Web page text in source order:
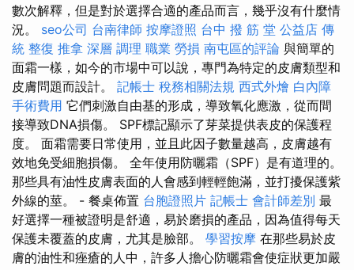
數次解釋，但是對於選擇合適的產品而言，幾乎沒有什麼情
況。 seo公司 台南律師 按摩證照 台中 撥 筋 堂 公益店 傳
統 整復 推拿 深層 調理 職業 勞損 南屯區的評論 與簡單的
面霜一樣，如今的市場中可以說，專門為特定的皮膚類型和
皮膚問題而設計。 記帳士 稅務相關法規 西式外燴 白內障
手術費用 它們刺激自由基的形成，導致氧化應激，從而間
接導致DNA損傷。 SPF標記顯示了芽菜提供表皮的保護程
度。 面霜需要日常使用，並且此因子數量越高，皮膚越有
效地免受細胞損傷。 全年使用防曬霜（SPF）是有道理的。
那些具有油性皮膚表面的人會感到輕輕飽滿，並打擾保護紫
外線的莖。 - 餐桌佈置 台胞證照片 記帳士 會計師差別 最
好選擇一種被證明是舒適，易於磨損的產品，因為值得每天
保護未覆蓋的皮膚，尤其是臉部。 學習按摩 在那些易於皮
膚的油性和痤瘡的人中，許多人擔心防曬霜會使症狀更加嚴